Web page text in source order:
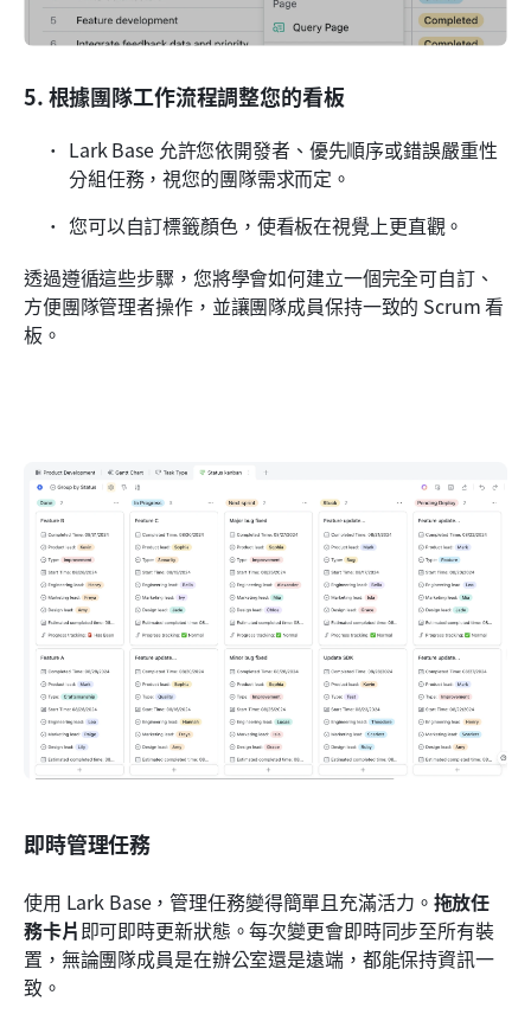
5. 根據團隊工作流程調整您的看板
Lark Base 允許您依開發者、優先順序或錯誤嚴重性
分組任務，視您的團隊需求而定。
您可以自訂標籤顏色，使看板在視覺上更直觀。
透過遵循這些步驟，您將學會如何建立一個完全可自訂、
方便團隊管理者操作，並讓團隊成員保持一致的 Scrum 看
板。
即時管理任務
使用 Lark Base，管理任務變得簡單且充滿活力。 拖放任
務卡片即可即時更新狀態。每次變更會即時同步至所有裝
置，無論團隊成員是在辦公室還是遠端，都能保持資訊一
致。